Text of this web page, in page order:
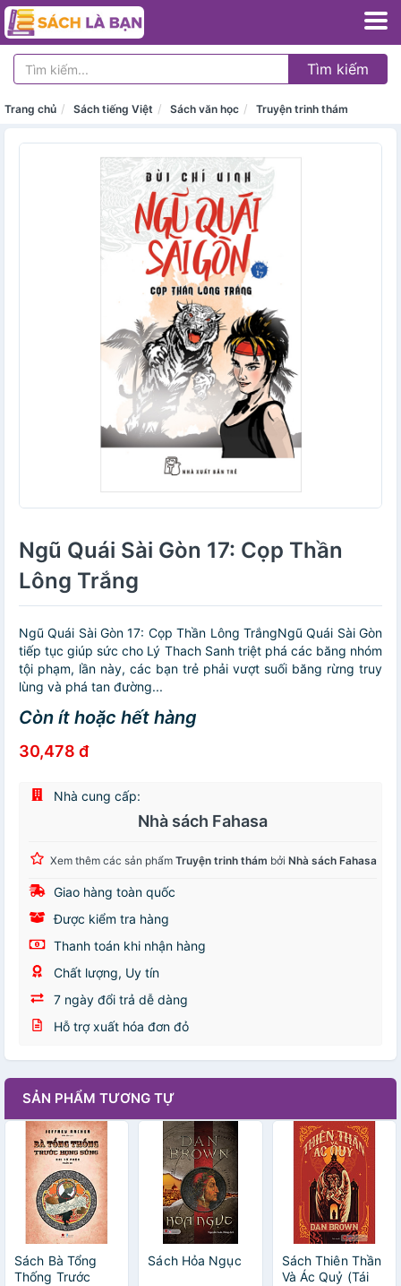
Tìm kiếm
Trang chủ Sách tiếng Việt Sách văn học Truyện trinh thám
Ngũ Quái Sài Gòn 17: Cọp Thần
Lông Trắng
Ngũ Quái Sài Gòn 17: Cọp Thần Lông TrắngNgũ Quái Sài Gòn
tiếp tục giúp sức cho Lý Thach Sanh triệt phá các băng nhóm
tội phạm, lần này, các bạn trẻ phải vượt suối băng rừng truy
lùng và phá tan đường...
Còn ít hoặc hết hàng
30,478 đ
Nhà cung cấp:
Nhà sách Fahasa
Xem thêm các sản phẩm Truyện trinh thám bởi Nhà sách Fahasa
Giao hàng toàn quốc
Được kiểm tra hàng
Thanh toán khi nhận hàng
Chất lượng, Uy tín
7 ngày đổi trả dễ dàng
Hỗ trợ xuất hóa đơn đỏ
SẢN PHẨM TƯƠNG TỰ
Sách Bà Tổng
Thống Trước
Sách Hỏa Ngục
Sách Thiên Thần
Và Ác Quỷ (Tái